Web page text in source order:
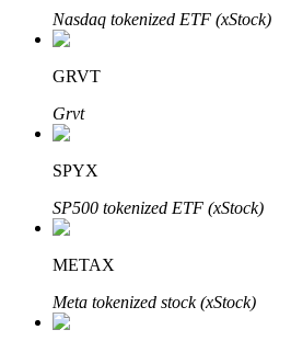
Meer informatie over het
Nasdaq tokenized ETF (xStock)
GRVT
Grvt
SPYX
SP500 tokenized ETF (xStock)
METAX
Meta tokenized stock (xStock)